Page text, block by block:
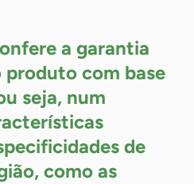
a garantia
produto com base
seja, num
de
como as